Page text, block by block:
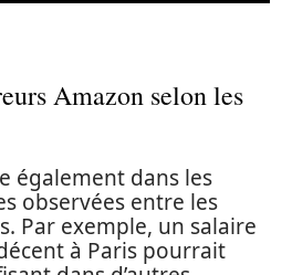
Amazon selon les
également dans les
observées entre les
Par exemple, un salaire
à Paris pourrait